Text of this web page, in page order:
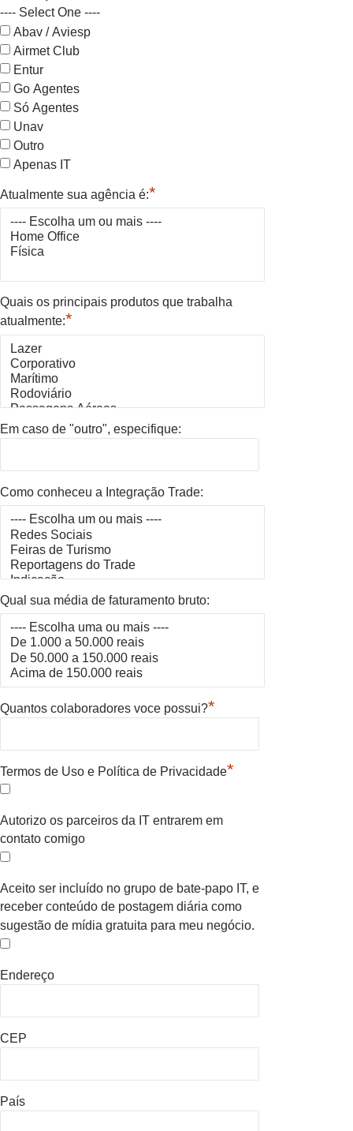
---- Select One ----
Abav / Aviesp
Airmet Club
Entur
Go Agentes
Só Agentes
Unav
Outro
Apenas IT
Atualmente sua agência é:*
Quais os principais produtos que trabalha
atualmente:*
Em caso de "outro", especifique:
Como conheceu a Integração Trade:
Qual sua média de faturamento bruto:
Quantos colaboradores voce possui?*
Termos de Uso e Política de Privacidade*
Autorizo os parceiros da IT entrarem em
contato comigo
Aceito ser incluído no grupo de bate-papo IT, e
receber conteúdo de postagem diária como
sugestão de mídia gratuita para meu negócio.
Endereço
CEP
País